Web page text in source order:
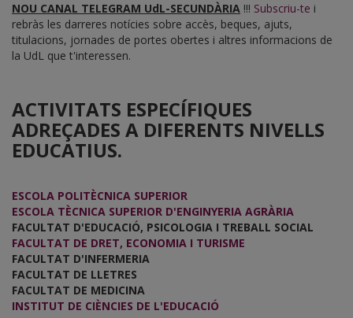
NOU CANAL TELEGRAM UdL-SECUNDÀRIA !!! Subscriu-te i
rebràs les darreres notícies sobre accès, beques, ajuts,
titulacions, jornades de portes obertes i altres informacions de
la UdL que t'interessen.
ACTIVITATS ESPECÍFIQUES
ADREÇADES A DIFERENTS NIVELLS
EDUCATIUS.
ESCOLA POLITÈCNICA SUPERIOR
ESCOLA TÈCNICA SUPERIOR D'ENGINYERIA AGRÀRIA
FACULTAT D'EDUCACIÓ, PSICOLOGIA I TREBALL SOCIAL
FACULTAT DE DRET, ECONOMIA I TURISME
FACULTAT D'INFERMERIA
FACULTAT DE LLETRES
FACULTAT DE MEDICINA
INSTITUT DE CIÈNCIES DE L'EDUCACIÓ